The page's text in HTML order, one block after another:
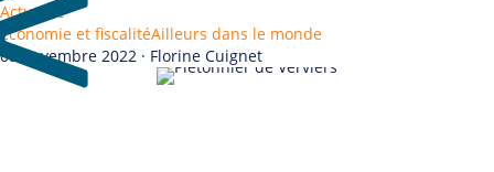
Actualité
Économie et fiscalitéAilleurs dans le monde
08 novembre 2022 · Florine Cuignet